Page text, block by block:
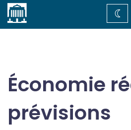
Accueil
de
Économie
prévisions